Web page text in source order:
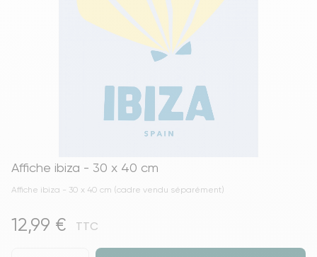
Affiche ibiza - 30 x 40 cm
Affiche ibiza - 30 x 40 cm (cadre vendu séparément)
12,99 € TTC